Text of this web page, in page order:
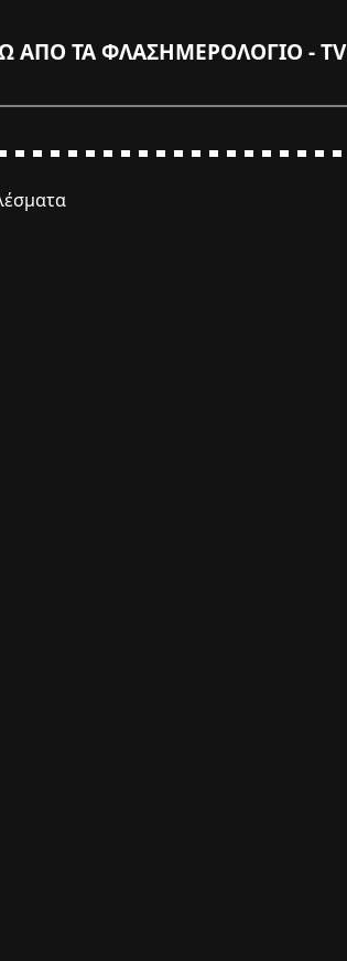
ΑΠΟ ΤΑ ΦΛΑΣΗΜΕΡΟΛΟΓΙΟ - TV